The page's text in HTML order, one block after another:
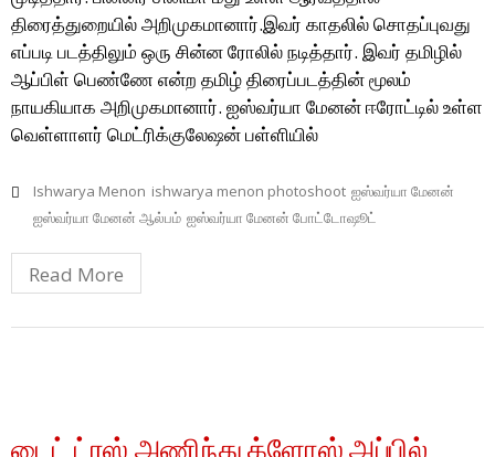
திரைத்துறையில் அறிமுகமானார்.இவர் காதலில் சொதப்புவது
எப்படி படத்திலும் ஒரு சின்ன ரோலில் நடித்தார். இவர் தமிழில்
ஆப்பிள் பெண்ணே என்ற தமிழ் திரைப்படத்தின் மூலம்
நாயகியாக அறிமுகமானார். ஐஸ்வர்யா மேனன் ஈரோட்டில் உள்ள
வெள்ளாளர் மெட்ரிக்குலேஷன் பள்ளியில்
Ishwarya Menon ishwarya menon photoshoot ஐஸ்வர்யா மேனன்
ஐஸ்வர்யா மேனன் ஆல்பம் ஐஸ்வர்யா மேனன் போட்டோஷூட்
Read More
டைட் ட்ரஸ் அணிந்து க்ளோஸ் அப்பில்